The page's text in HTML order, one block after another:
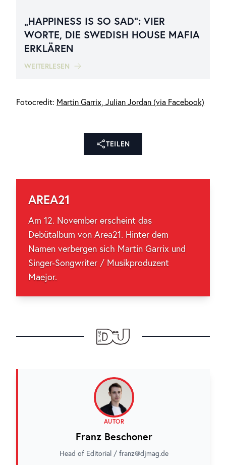
„HAPPINESS IS SO SAD“: VIER
WORTE, DIE SWEDISH HOUSE MAFIA
ERKLÄREN
WEITERLESEN
Fotocredit: Martin Garrix, Julian Jordan (via Facebook)
TEILEN
AREA21
Am 12. November erscheint das
Debütalbum von Area21. Hinter dem
Namen verbergen sich Martin Garrix und
Singer-Songwriter / Musikproduzent
Maejor.
AUTOR
Franz Beschoner
Head of Editorial / franz@djmag.de